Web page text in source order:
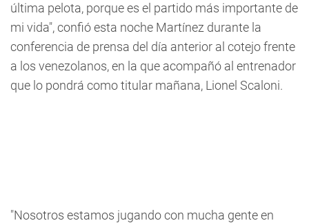
última pelota, porque es el partido más importante de
mi vida", confió esta noche Martínez durante la
conferencia de prensa del día anterior al cotejo frente
a los venezolanos, en la que acompañó al entrenador
que lo pondrá como titular mañana, Lionel Scaloni.
"Nosotros estamos jugando con mucha gente en